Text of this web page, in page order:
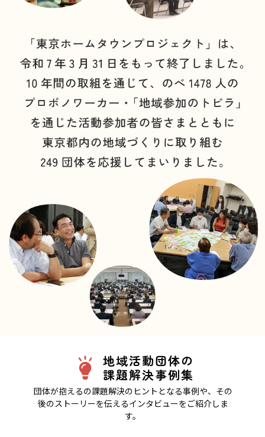
地域活動団体の
課題解決事例集
団体が抱えるの課題解決のヒントとなる事例や、その
後のストーリーを伝えるインタビューをご紹介しま
す。